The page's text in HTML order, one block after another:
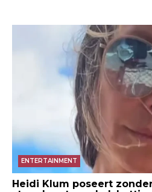
ENTERTAINMENT
Heidi Klum poseert